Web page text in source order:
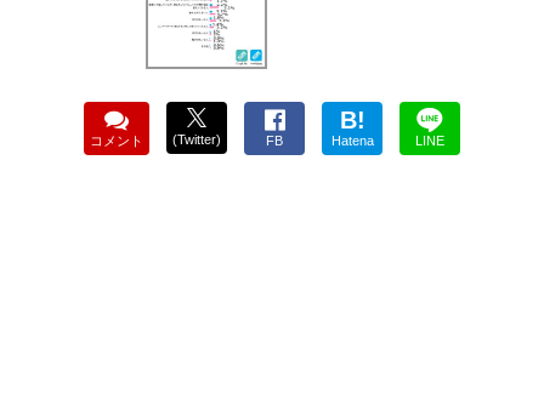
コメント (Twitter) FB
B!
Hatena LINE